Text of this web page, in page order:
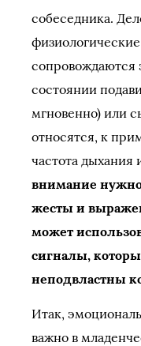
собеседника.
сопровождаются
состоянии
мгновенно) или
относятся, к
частота дыхания
внимание нужно
жесты и
может
сигналы,
неподвластны
Итак,
важно в